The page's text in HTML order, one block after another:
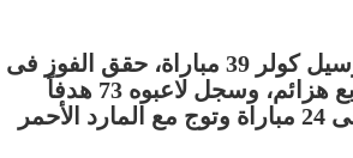
تحت قيادة السويسرى مارسيل كولر 39 مباراة، حقق الفوز فى
28 لقاء وتعادل فى 7 مواجهات، وتلقى أربع هزائم، وسجل لاعبوه 73 هدفاً
وتلقت شباكهم 26، وخرج بشباك نظيفة فى 24 مباراة وتوج مع المارد الأحمر